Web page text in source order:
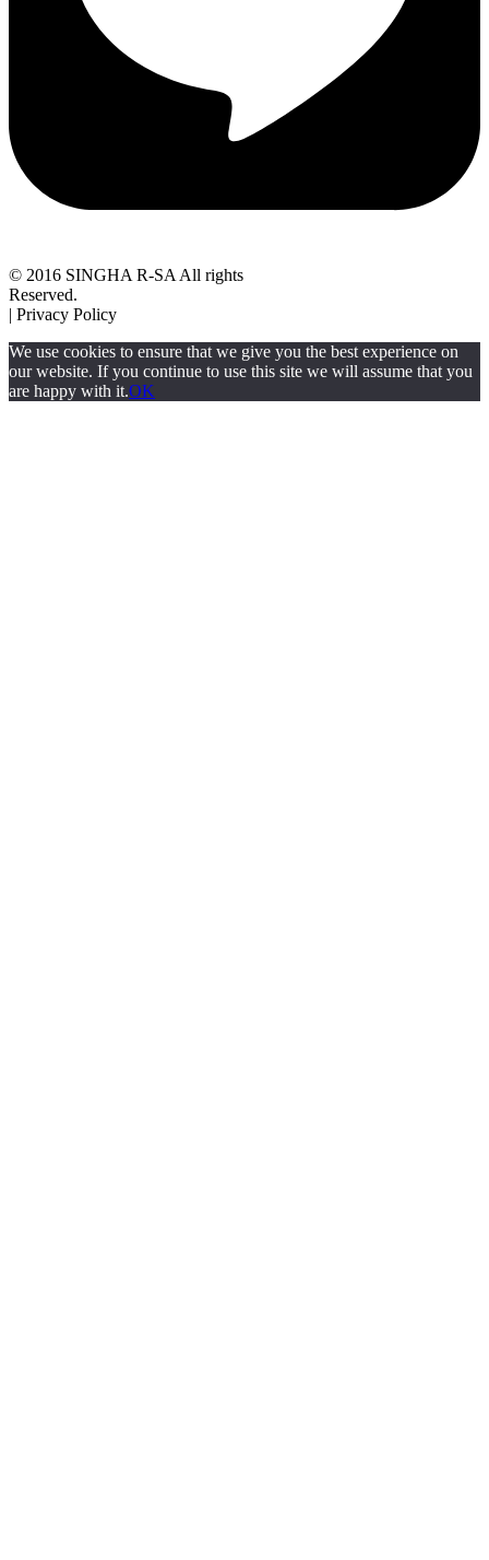
© 2016 SINGHA R-SA All rights
Reserved.
| Privacy Policy
We use cookies to ensure that we give you the best experience on
our website. If you continue to use this site we will assume that you
are happy with it.OK